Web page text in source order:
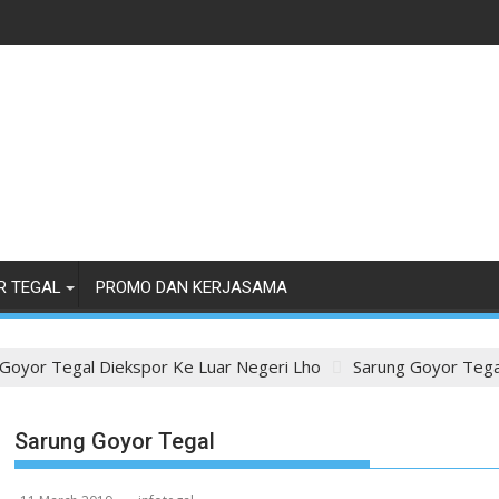
TEGAL PROMO DAN KERJASAMA
Tegal Diekspor Ke Luar Negeri Lho Sarung Goyor
Sarung Goyor Tegal